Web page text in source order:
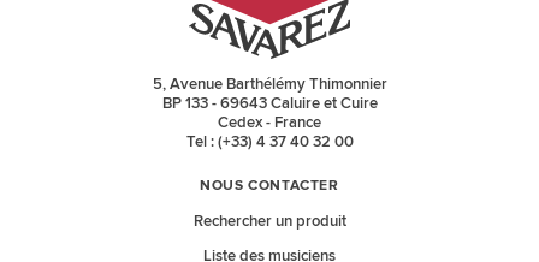
5, Avenue Barthélémy Thimonnier
BP 133 - 69643 Caluire et Cuire
Cedex - France
Tel : (+33) 4 37 40 32 00
NOUS CONTACTER
Rechercher un produit
Liste des musiciens